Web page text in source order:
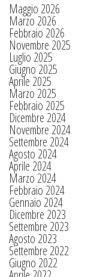
Maggio 2026
Marzo 2026
Febbraio 2026
Novembre 2025
Luglio 2025
Giugno 2025
Aprile 2025
Marzo 2025
Febbraio 2025
Dicembre 2024
Novembre 2024
Settembre 2024
Agosto 2024
Aprile 2024
Marzo 2024
Febbraio 2024
Gennaio 2024
Dicembre 2023
Settembre 2023
Agosto 2023
Settembre 2022
Giugno 2022